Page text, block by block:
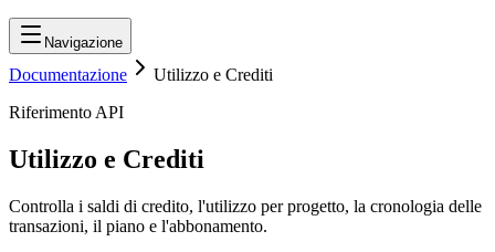
Navigazione
Documentazione
Utilizzo e Crediti
Riferimento API
Utilizzo e Crediti
Controlla i saldi di credito, l'utilizzo per progetto, la cronologia delle
transazioni, il piano e l'abbonamento.